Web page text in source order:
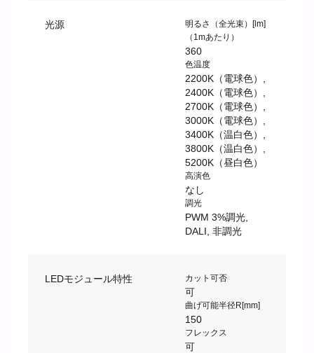
光源
明るさ（全光束）[lm]
（1mあたり）
360
色温度
2200K（電球色）,
2400K（電球色）,
2700K（電球色）,
3000K（電球色）,
3400K（温白色）,
3800K（温白色）,
5200K（昼白色）
高演色
なし
調光
PWM 3%調光,
DALI, 非調光
LEDモジュール特性 カット可否
可
曲げ可能半径R[mm]
150
フレックス
可